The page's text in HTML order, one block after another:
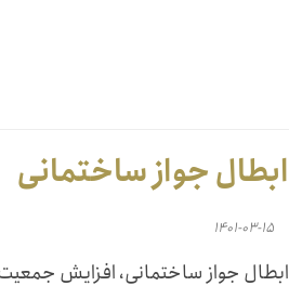
ابطال جواز ساختمانی
۱۴۰۱-۰۳-۱۵
ابطال جواز ساختمانی، افزایش